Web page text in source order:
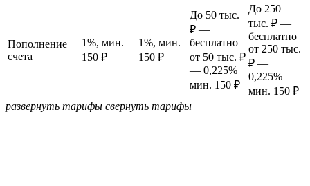
Пополнение
счета
1%, мин.
150 ₽
1%, мин.
150 ₽
До 50 тыс.
₽ —
бесплатно
от 50 тыс. ₽
— 0,225%
мин. 150 ₽
До 250
тыс. ₽ —
бесплатно
от 250 тыс.
₽ —
0,225%
мин. 150 ₽
развернуть тарифы свернуть тарифы